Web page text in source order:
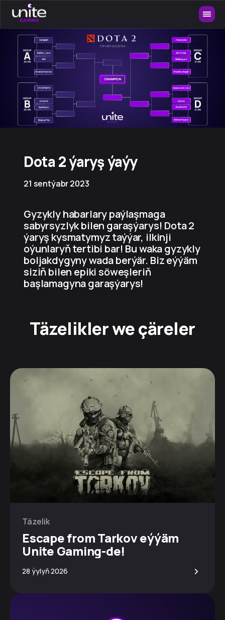
Dota 2 ýaryş ýaýy
21 sentýabr 2023
Gyzykly habarlary paýlaşmaga
sabyrsyzlyk bilen garaşýarys! Dota 2
ýaryş kysmatymyz taýýar, ilkinji
oýunlaryň tertibi bar! Bu waka gyzykly
boljakdygyny wada berýär. Biz eýýäm
siziň bilen epiki söweşleriň
başlamagyna garaşýarys!
Täzelikler we çäreler
Täzelik
Escape from Tarkov eýýäm
Unite Gaming-de!
28 ýylyň 2026 >